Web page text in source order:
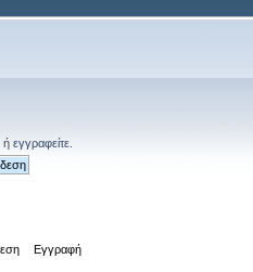
ή εγγραφείτε
Εγγραφή